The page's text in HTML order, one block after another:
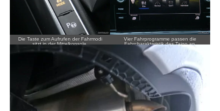
Die Taste zum Aufrufen der Fahrmodi
sitzt in der Mittelkonsole.
Vier Fahrprogramme passen die
Fahrcharakteristik des Taigo an.